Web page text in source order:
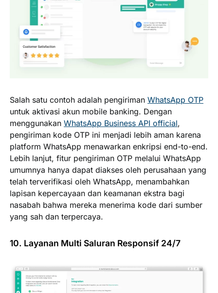
Salah satu contoh adalah pengiriman WhatsApp OTP
untuk aktivasi akun mobile banking. Dengan
menggunakan WhatsApp Business API official,
pengiriman kode OTP ini menjadi lebih aman karena
platform WhatsApp menawarkan enkripsi end-to-end.
Lebih lanjut, fitur pengiriman OTP melalui WhatsApp
umumnya hanya dapat diakses oleh perusahaan yang
telah terverifikasi oleh WhatsApp, menambahkan
lapisan kepercayaan dan keamanan ekstra bagi
nasabah bahwa mereka menerima kode dari sumber
yang sah dan terpercaya.
10. Layanan Multi Saluran Responsif 24/7